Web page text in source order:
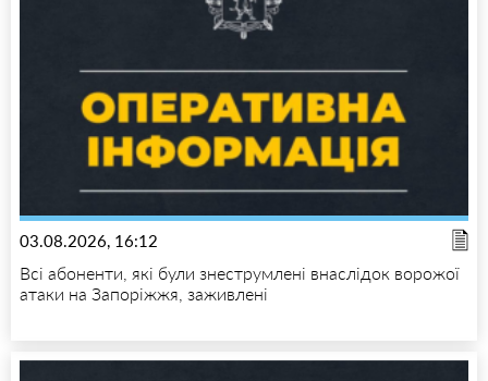
03.08.2026, 16:12
Всі абоненти, які були знеструмлені внаслідок ворожої
атаки на Запоріжжя, заживлені